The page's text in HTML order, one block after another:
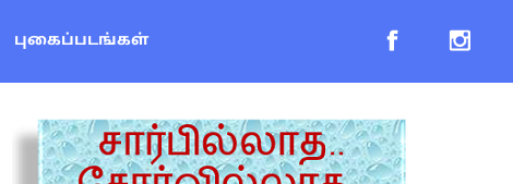
புகைப்படங்கள்